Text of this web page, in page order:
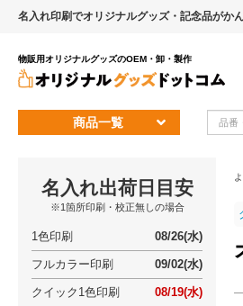
名入れ印刷でオリジナルグッズ・記念品がか
物販用オリジナルグッズのOEM・卸・製作
商品一覧
名入れ出荷日目安
※1箇所印刷・校正無しの場合
1色印刷 08/26(水)
フルカラー印刷 09/02(水)
クイック1色印刷 08/19(水)